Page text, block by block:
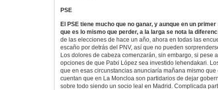
PSE
El PSE tiene mucho que no ganar, y aunque en un
que es lo mismo que perder, a la larga se nota la
de las elecciones de hace un año, ahora en todas las
escaño por detrás del PNV, así que no pueden
Los dolores de cabeza comenzarán, sin embargo, si pese
opciones de que Patxi López sea investido lehendakari.
que en esas circunstancias anunciaría mañana mismo
cuentan que en La Moncloa son partidarios de dejar
sobre todo siendo un socio leal en Madrid. Complicada